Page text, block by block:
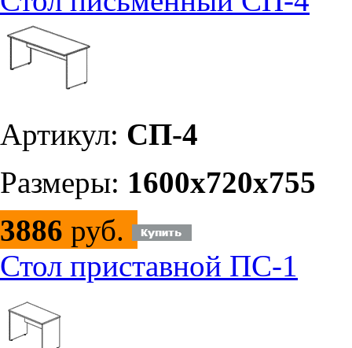
Артикул: СП-4
Размеры: 1600х720х755
3886 руб.
Стол приставной ПС-1